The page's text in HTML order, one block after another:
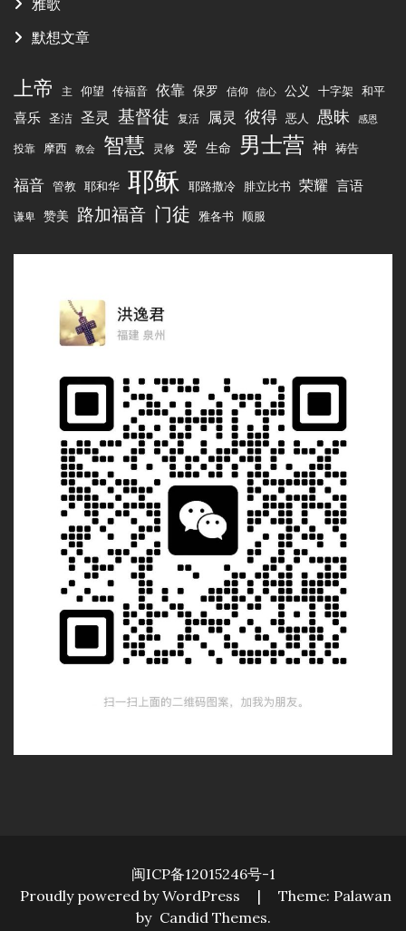
默想文章
上帝 主 仰望 传福音 依靠 保罗 信仰 信心 公义 十字架 和平
喜乐 圣洁 圣灵 基督徒 复活 属灵 彼得 恶人 愚昧 感恩
投靠 摩西 教会 智慧 灵修 爱 生命 男士营 神 祷告
福音 管教 耶和华 耶稣 耶路撒冷 腓立比书 荣耀 言语
谦卑 赞美 路加福音 门徒 雅各书 顺服
闽ICP备12015246号-1
Proudly powered by WordPress
|
Theme: Palawan
by Candid Themes.